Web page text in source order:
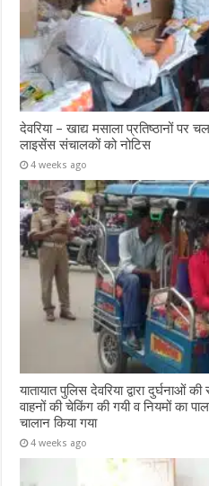
देवरिया – खाद्य मसाला प्रतिष्ठानों पर
लाइसेंस संचालकों को नोटिस
4 weeks ago
यातायात पुलिस देवरिया द्वारा
वाहनों की चेकिंग की गयी व नियमों का
चालान किया गया
4 weeks ago